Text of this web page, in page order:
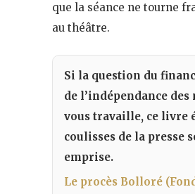
que la séance ne tourne
au théâtre.
Si la question du
de l’indépendance des
vous travaille, ce livre
coulisses de la presse
emprise.
Le procès Bolloré